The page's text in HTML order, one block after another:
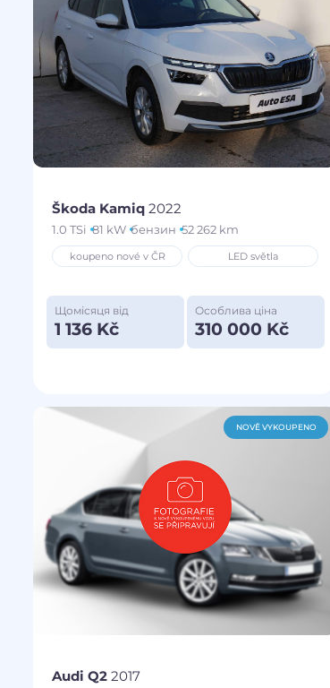
Škoda Kamiq2022
1.0 TSi 81 kW бензин 52 262 km
koupeno nové v ČR LED světla
Щомісяця від
1 136 Kč
Особлива ціна
310 000 Kč
NOVĚ VYKOUPENO
Audi Q22017